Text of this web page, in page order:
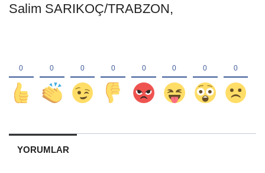
Salim SARIKOÇ/TRABZON,
YORUMLAR